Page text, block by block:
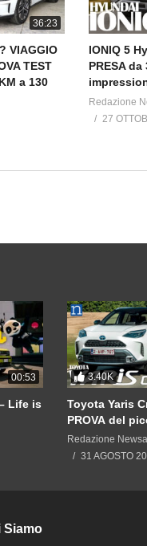
36:23
VIAGGIO
TEST
a 130
IONIQ 5
PRESA
Redazione
27
00:53
Life is
3.40K
Toyota Yaris
PROVA del
ibrido a
Redazione
31 AGOSTO
Siamo